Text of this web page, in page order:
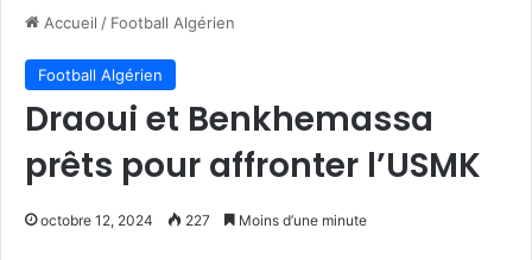
Accueil / Football Algérien
Football Algérien
Draoui et Benkhemassa
prêts pour affronter l’USMK
octobre 12, 2024 227 Moins d’une minute